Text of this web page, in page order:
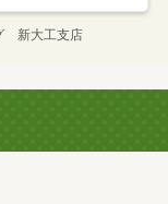
新大工支店